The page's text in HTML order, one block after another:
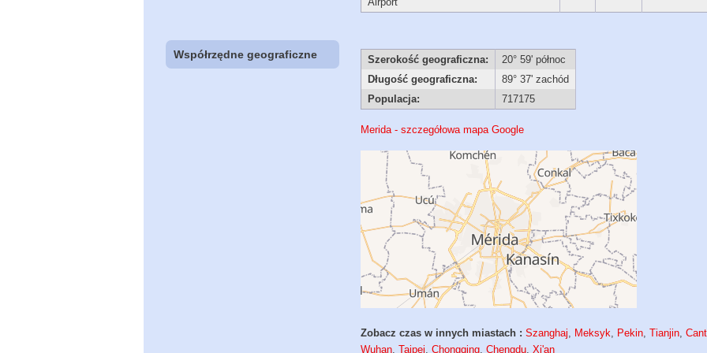
Współrzędne geograficzne Szerokość geograficzna:
20° 59' północ
Długość geograficzna:
89° 37' zachód
Populacja:
717175
Merida - szczegółowa mapa Google
Zobacz czas w innych miastach : Szanghaj, Meksyk, Pekin,Tianjin,
Wuhan,Tajpej,Chongqing,Chengdu,Xi'an